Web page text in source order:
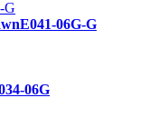
E041-06G-G
06G